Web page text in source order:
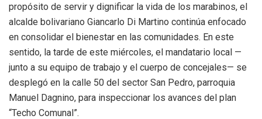
propósito de servir y dignificar la vida de los marabinos, el
alcalde bolivariano Giancarlo Di Martino continúa enfocado
en consolidar el bienestar en las comunidades. En este
sentido, la tarde de este miércoles, el mandatario local —
junto a su equipo de trabajo y el cuerpo de concejales— se
desplegó en la calle 50 del sector San Pedro, parroquia
Manuel Dagnino, para inspeccionar los avances del plan
“Techo Comunal”.